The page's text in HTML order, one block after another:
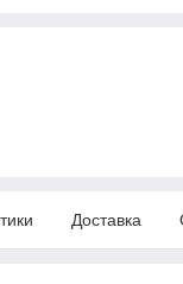
Доставка